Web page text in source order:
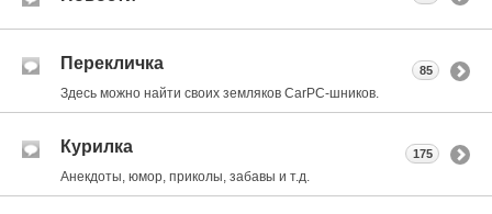
Перекличка
Здесь можно найти своих земляков CarPC-шников.
85
Курилка
Анекдоты, юмор, приколы, забавы и т.д.
175